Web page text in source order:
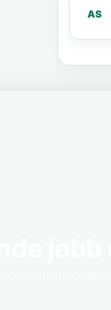
AS